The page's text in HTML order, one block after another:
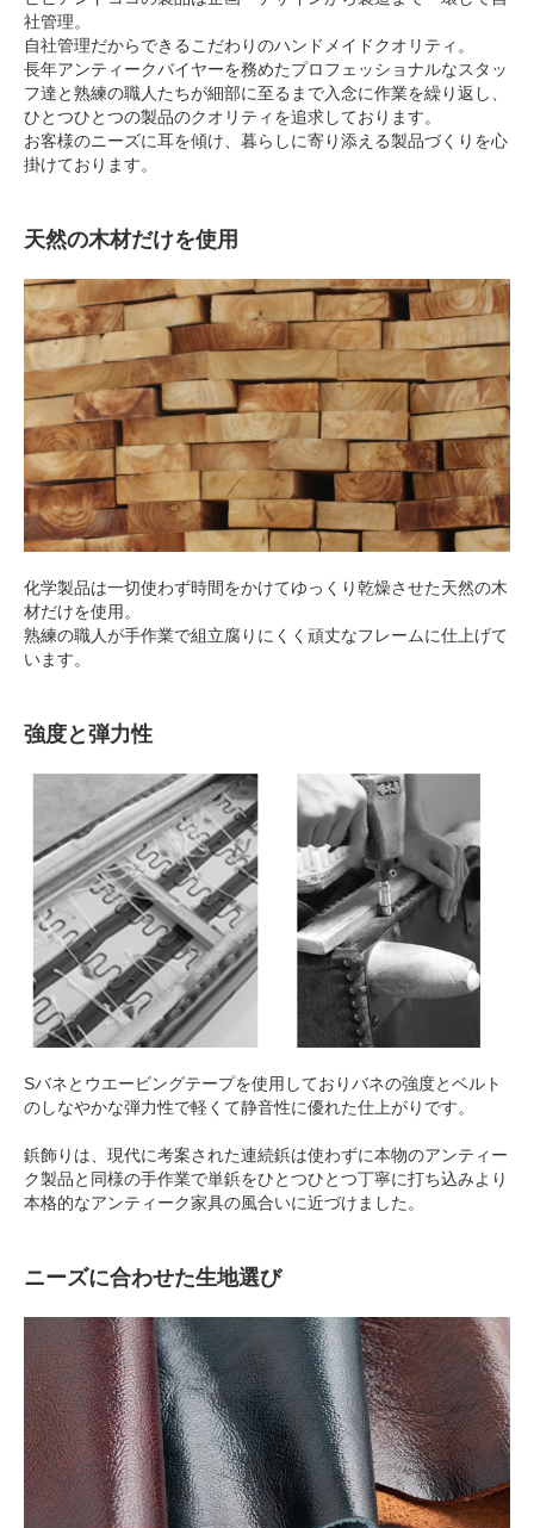
社管理。
自社管理だからできるこだわりのハンドメイドクオリティ。
長年アンティークバイヤーを務めたプロフェッショナルなスタッ
フ達と熟練の職人たちが細部に至るまで入念に作業を繰り返し、
ひとつひとつの製品のクオリティを追求しております。
お客様のニーズに耳を傾け、暮らしに寄り添える製品づくりを心
掛けております。
天然の木材だけを使用
化学製品は一切使わず時間をかけてゆっくり乾燥させた天然の木
材だけを使用。
熟練の職人が手作業で組立腐りにくく頑丈なフレームに仕上げて
います。
強度と弾力性
Sバネとウエービングテープを使用しておりバネの強度とベルト
のしなやかな弾力性で軽くて静音性に優れた仕上がりです。
鋲飾りは、現代に考案された連続鋲は使わずに本物のアンティー
ク製品と同様の手作業で単鋲をひとつひとつ丁寧に打ち込みより
本格的なアンティーク家具の風合いに近づけました。
ニーズに合わせた生地選び